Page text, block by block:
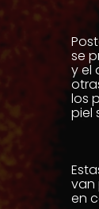
se
y el
los
piel
van
en